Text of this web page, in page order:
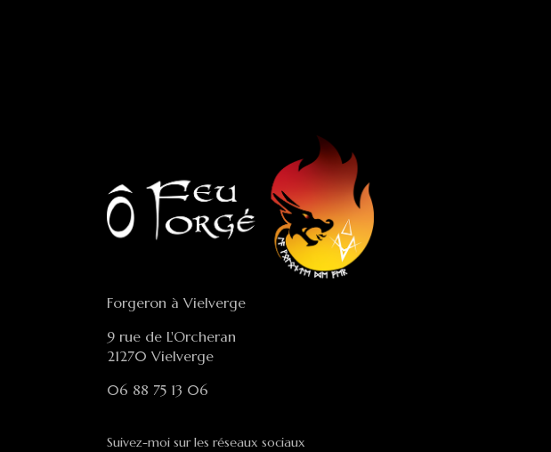
Forgeron à Vielverge
9 rue de L'Orcheran
21270 Vielverge
06 88 75 13 06
Suivez-moi sur les réseaux sociaux